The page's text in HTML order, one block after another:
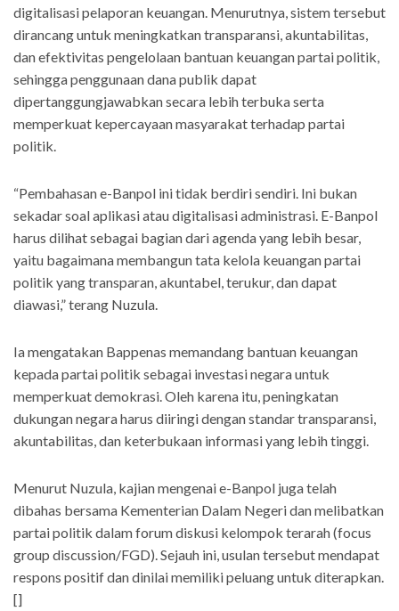
digitalisasi pelaporan keuangan. Menurutnya, sistem tersebut
dirancang untuk meningkatkan transparansi, akuntabilitas,
dan efektivitas pengelolaan bantuan keuangan partai politik,
sehingga penggunaan dana publik dapat
dipertanggungjawabkan secara lebih terbuka serta
memperkuat kepercayaan masyarakat terhadap partai
politik.
“Pembahasan e-Banpol ini tidak berdiri sendiri. Ini bukan
sekadar soal aplikasi atau digitalisasi administrasi. E-Banpol
harus dilihat sebagai bagian dari agenda yang lebih besar,
yaitu bagaimana membangun tata kelola keuangan partai
politik yang transparan, akuntabel, terukur, dan dapat
diawasi,” terang Nuzula.
Ia mengatakan Bappenas memandang bantuan keuangan
kepada partai politik sebagai investasi negara untuk
memperkuat demokrasi. Oleh karena itu, peningkatan
dukungan negara harus diiringi dengan standar transparansi,
akuntabilitas, dan keterbukaan informasi yang lebih tinggi.
Menurut Nuzula, kajian mengenai e-Banpol juga telah
dibahas bersama Kementerian Dalam Negeri dan melibatkan
partai politik dalam forum diskusi kelompok terarah (focus
group discussion/FGD). Sejauh ini, usulan tersebut mendapat
respons positif dan dinilai memiliki peluang untuk diterapkan.
[]